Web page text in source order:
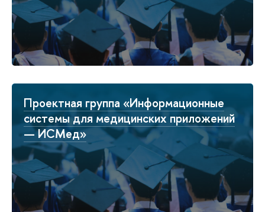
Проектная группа «Информационные
системы для медицинских приложений
— ИСМед»